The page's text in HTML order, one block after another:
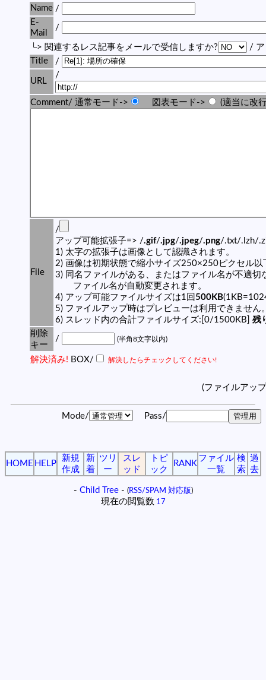
Name /
E-
Mail
/
└> 関連するレス記事をメールで受信しますか?
/ ア
Title
/
URL
/
Comment/ 通常モード-> 図表モード-> (適当に改
File
/
アップ可能拡張子=> /.gif/.jpg/.jpeg/.png/.txt/.lzh/
1) 太字の拡張子は画像として認識されます。
2) 画像は初期状態で縮小サイズ250×250ピクセル以
3) 同名ファイルがある、またはファイル名が不適切
ファイル名が自動変更されます。
4) アップ可能ファイルサイズは1回 500KB
5) ファイルアップ時はプレビューは利用できません
6) スレッド内の合計ファイルサイズ:[0/1500KB] 残
削除
キー
/ (半角8文字以内)
解決済み! BOX/ 解決したらチェックしてください!
(ファイルアッ
Mode/ Pass/
HOME HELP
新規
作成
新
着
ツリ
ー
スレ
ッド
トピ
ック
RANK
ファイル
一覧
検
索
過
去
- Child Tree- (RSS/SPAM 対応版)
現在の閲覧数 17